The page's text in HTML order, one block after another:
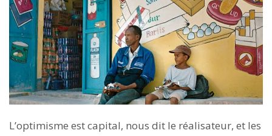
L’optimisme est capital, nous dit le réalisateur, et les